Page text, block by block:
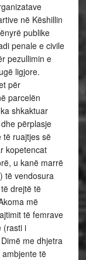
në Këshillin
publike
penale e civile
pezullimin e
ligjore.
për
parcelën
shkaktuar
përplasje
të ruajtjes së
kopetencat
u kanë marrë
të vendosura
drejtë të
më
të femrave
(rasti i
me dhjetra
të